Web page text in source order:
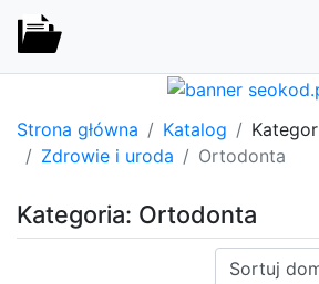
Strona główna Katalog
Zdrowie i uroda
Ortodonta
Kategoria: Ortodonta
Sortuj: